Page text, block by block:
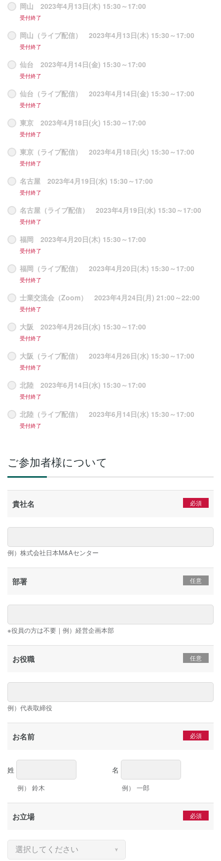
岡山 2023年4月13日(木) 15:30～17:00
受付終了
岡山（ライブ配信） 2023年4月13日(木) 15:30～17:00
受付終了
仙台 2023年4月14日(金) 15:30～17:00
受付終了
仙台（ライブ配信） 2023年4月14日(金) 15:30～17:00
受付終了
東京 2023年4月18日(火) 15:30～17:00
受付終了
東京（ライブ配信） 2023年4月18日(火) 15:30～17:00
受付終了
名古屋 2023年4月19日(水) 15:30～17:00
受付終了
名古屋（ライブ配信） 2023年4月19日(水) 15:30～17:00
受付終了
福岡 2023年4月20日(木) 15:30～17:00
受付終了
福岡（ライブ配信） 2023年4月20日(木) 15:30～17:00
受付終了
士業交流会（Zoom） 2023年4月24日(月) 21:00～22:00
受付終了
大阪 2023年4月26日(水) 15:30～17:00
受付終了
大阪（ライブ配信） 2023年4月26日(水) 15:30～17:00
受付終了
北陸 2023年6月14日(水) 15:30～17:00
受付終了
北陸（ライブ配信） 2023年6月14日(水) 15:30～17:00
受付終了
ご参加者様について
貴社名
例）株式会社日本M&Aセンター
部署
※役員の方は不要｜例）経営企画本部
お役職
例）代表取締役
お名前
姓
例） 鈴木
名
例） 一郎
お立場